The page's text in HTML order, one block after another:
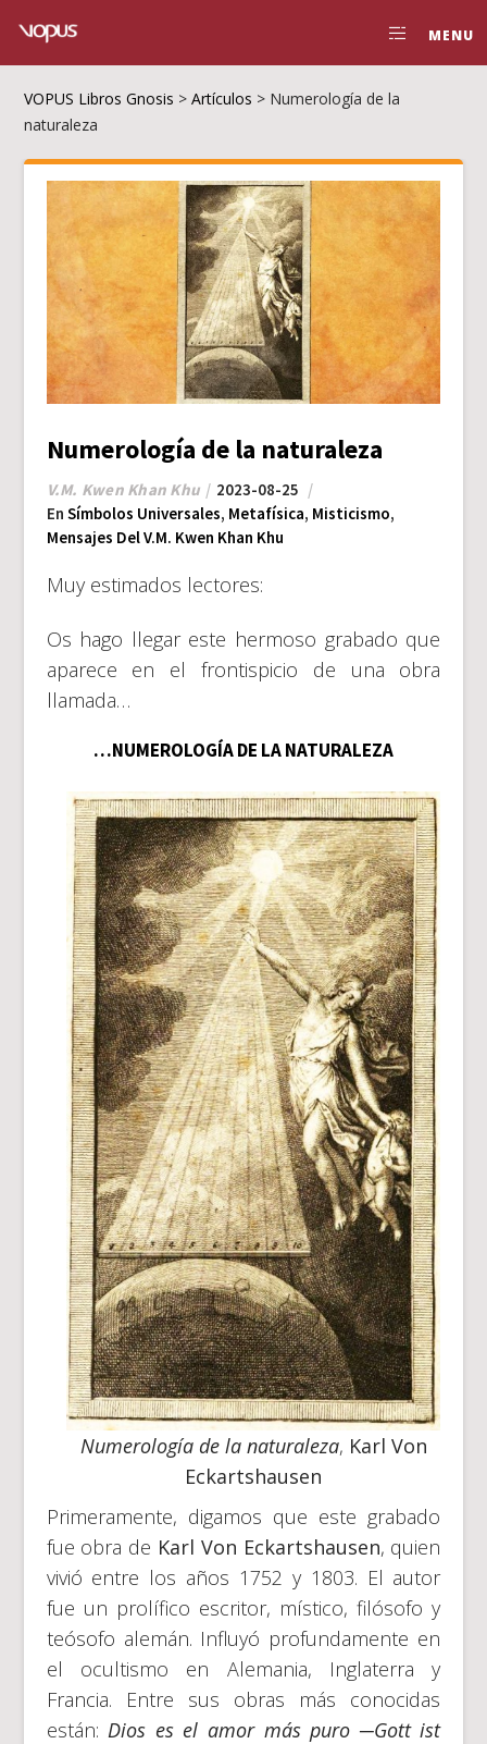
MENU
VOPUS Libros Gnosis >Artículos > Numerología de la
naturaleza
Numerología de la naturaleza
V.M. Kwen Khan Khu
2023-08-25
En Símbolos Universales, Metafísica, Misticismo,
Mensajes Del V.M. Kwen Khan Khu
Muy estimados lectores:
Os hago llegar este hermoso grabado que
aparece en el frontispicio de una obra
llamada…
…NUMEROLOGÍA DE LA NATURALEZA
Numerología de la naturaleza, Karl Von
Eckartshausen
Primeramente, digamos que este grabado
fue obra de Karl Von Eckartshausen, quien
vivió entre los años 1752 y 1803. El autor
fue un prolífico escritor, místico, filósofo y
teósofo alemán. Influyó profundamente en
el ocultismo en Alemania, Inglaterra y
Francia. Entre sus obras más conocidas
están:Dios es el amor más puro ─Gott ist